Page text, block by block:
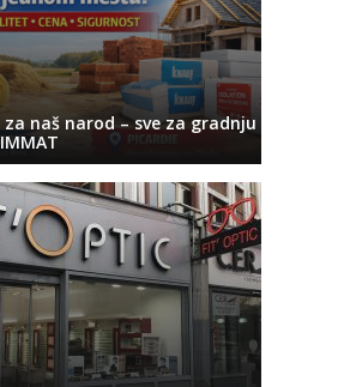
naš narod – sve za gradnju